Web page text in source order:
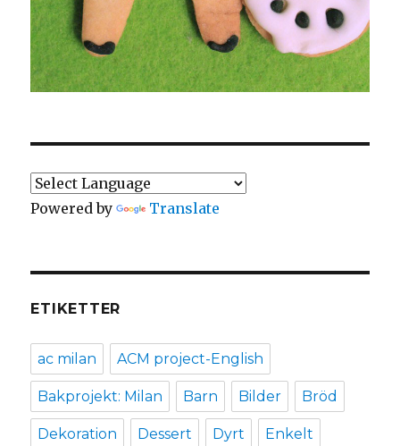
Powered by Translate
ETIKETTER
ac milan ACM project-English
Bakprojekt: Milan Barn Bilder Bröd
Dekoration Dessert Dyrt Enkelt